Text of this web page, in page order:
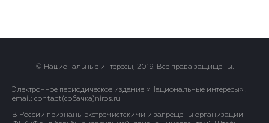
© Национальные интересы, 2019. Все права защищены.
Электронное периодическое издание «Национальные интересы» .
email: contact(сoбaчка)niros.ru
В России признаны экстремистскими и запрещены организации